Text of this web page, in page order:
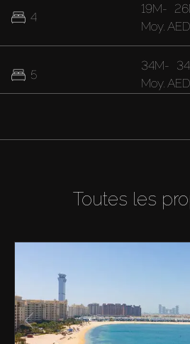
4
5
19M-
Moy.
34M-
Moy.
Toutes les